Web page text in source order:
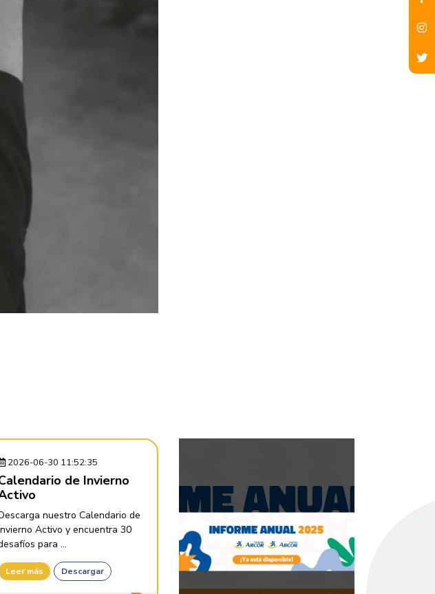
2026-06-30 11:52:35
de Invierno
nuestro Calendario de
Activo y encuentra 30
para ...
Leer más Descargar